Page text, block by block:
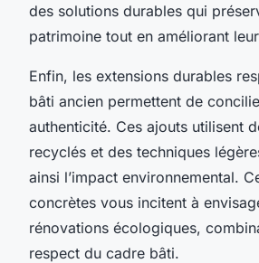
des solutions durables qui
patrimoine tout en améliorant
Enfin, les extensions durables
bâti ancien permettent de
authenticité. Ces ajouts utilisent
recyclés et des techniques
ainsi l’impact environnemental.
concrètes vous incitent à
rénovations écologiques,
respect du cadre bâti.